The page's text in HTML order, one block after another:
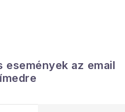
események az email